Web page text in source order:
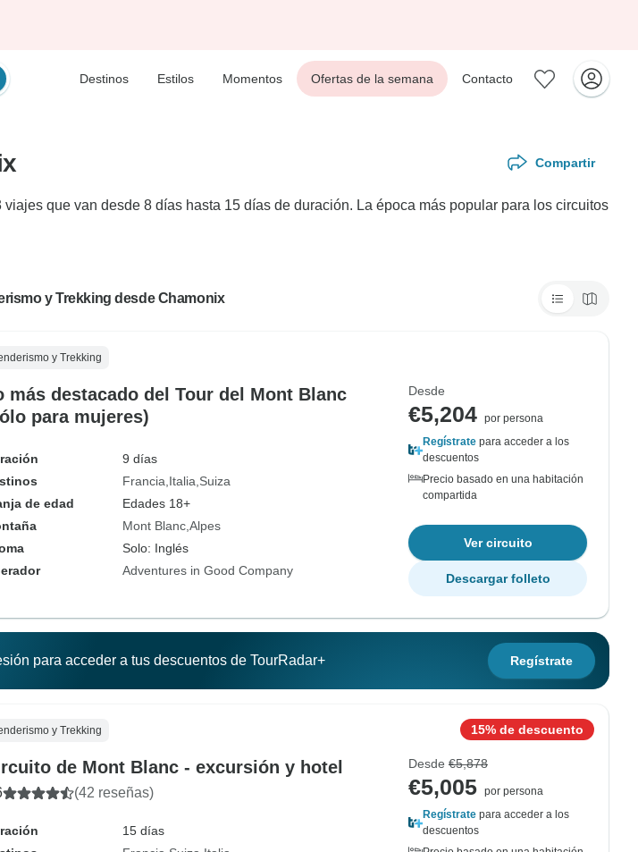
Destinos Estilos Momentos Ofertas de la semana Contacto
Compartir
que van desde 8 días hasta 15 días de duración. La época más popular para los circuitos
y Trekking desde Chamonix
y Trekking
más destacado del Tour del Mont Blanc
para mujeres)
9 días
Francia Italia Suiza
de edad
Edades 18+
Mont Blanc Alpes
Solo: Inglés
Adventures in Good Company
Desde
€5,204 por persona
Regístrate para acceder a los
descuentos
Precio basado en una habitación
compartida
Ver circuito
Descargar folleto
para acceder a tus descuentos de TourRadar+ Regístrate
y Trekking
de Mont Blanc - excursión y hotel
(42 reseñas)
15 días
15% de descuento
Desde €5,878
€5,005 por persona
Regístrate para acceder a los
descuentos